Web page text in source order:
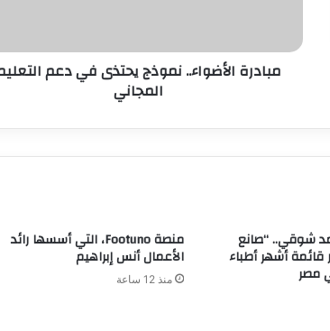
مبادرة الأضواء.. نموذج يحتذى في دعم
المجاني
شوقي.. “صانع
قائمة أشهر أطباء
مصر
منصة Footuno، التي أسسها رائد
الأعمال أنس إبراهيم
منذ 12 ساعة